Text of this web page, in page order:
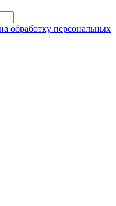
обработку персональных